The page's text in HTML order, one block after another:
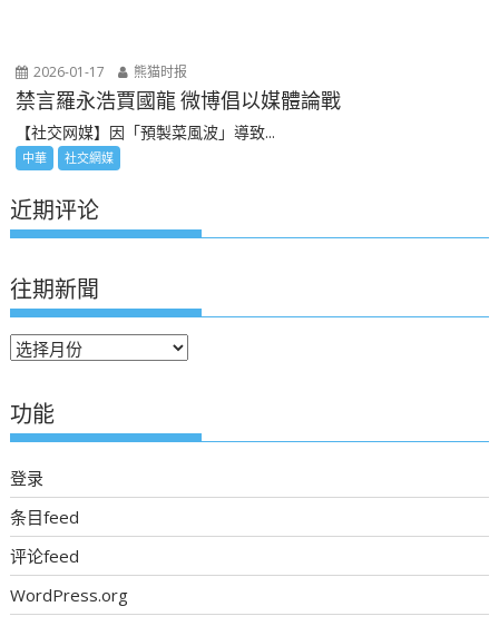
2026-01-17 熊猫时报
禁言羅永浩賈國龍 微博倡以媒體論戰
【社交网媒】因「預製菜風波」導致...
中華 社交網媒
近期评论
往期新聞
往
新
聞
功能
登录
条目feed
评论feed
WordPress.org